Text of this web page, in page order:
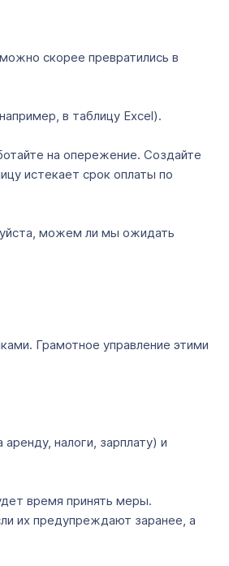
скорее превратились в
в таблицу Excel).
на опережение. Создайте
истекает срок оплаты по
можем ли мы ожидать
Грамотное управление этими
налоги, зарплату) и
время принять меры.
их предупреждают заранее, а